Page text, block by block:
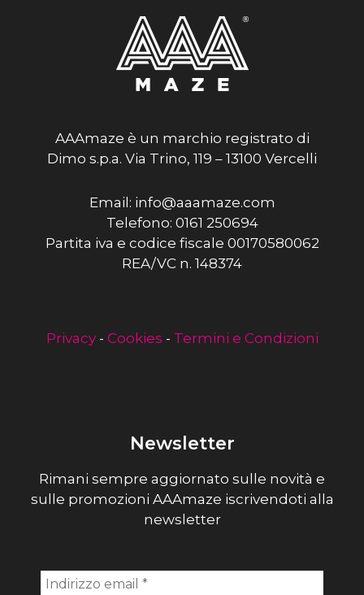
AAAmaze è un marchio registrato di
Dimo s.p.a. Via Trino, 119 – 13100 Vercelli
Email: info@aaamaze.com
Telefono: 0161 250694
Partita iva e codice fiscale 00170580062
REA/VC n. 148374
Privacy- Cookies - Termini e Condizioni
Newsletter
Rimani sempre aggiornato sulle novità e
sulle promozioni AAAmaze iscrivendoti alla
newsletter